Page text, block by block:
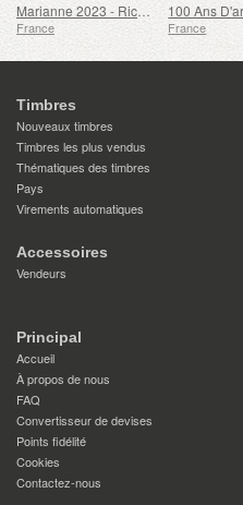
Marianne 2023 - Riches Heures
France France
Timbres
Nouveaux timbres
Timbres les plus vendus
Thématiques des timbres
Pays
Virements automatiques
Accessoires
Vendeurs
Principal
Accueil
À propos de nous
FAQ
Convertisseur de devises
Points fidélité
Cookies
Contactez-nous